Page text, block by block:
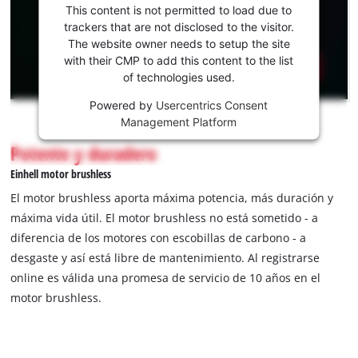
para cargar el
servicio
Youtube!
is
permitted
to
load
to
trackers
that
are
not
to
This content is not permitted to load due to
trackers that are not disclosed to the visitor.
The website owner needs to setup the site
with their CMP to add this content to the list
of technologies used.
Powered by Usercentrics Consent
Management Platform
Potente y duradero
Einhell motor brushless
El motor brushless aporta máxima potencia, más duración y
máxima vida útil. El motor brushless no está sometido - a
diferencia de los motores con escobillas de carbono - a
desgaste y así está libre de mantenimiento. Al registrarse
online es válida una promesa de servicio de 10 años en el
motor brushless.